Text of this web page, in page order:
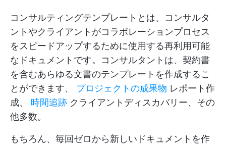
コンサルティングテンプレートとは、コンサルタ
ントやクライアントがコラボレーションプロセス
をスピードアップするために使用する再利用可能
なドキュメントです。コンサルタントは、契約書
を含むあらゆる文書のテンプレートを作成するこ
とができます、 プロジェクトの成果物 レポート作
成、 時間追跡 クライアントディスカバリー、その
他多数。
もちろん、毎回ゼロから新しいドキュメントを作